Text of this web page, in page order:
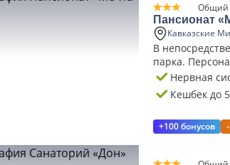
Общий
Пансионат
Кавказские
В
парка.
Нервная
Кешбек до
+100 бонусов